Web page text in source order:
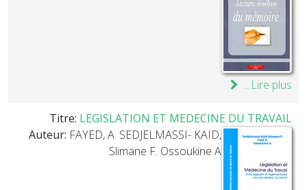
Lire plus...
Titre: LEGISLATION ET MEDECINE DU TRAVAIL
Auteur: FAYED, A. SEDJELMASSI- KAID,
Slimane F. Ossoukine A